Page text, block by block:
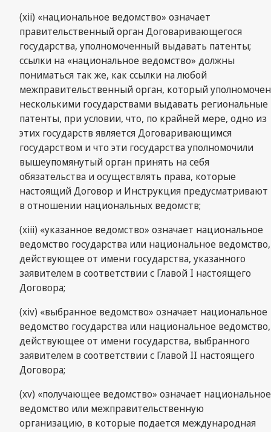
(xii) «национальное ведомство» означает
правительственный орган Договаривающегося
государства, уполномоченный выдавать патенты;
ссылки на «национальное ведомство» должны
пониматься так же, как ссылки на любой
межправительственный орган, который уполномочен
несколькими государствами выдавать региональные
патенты, при условии, что, по крайней мере, одно из
этих государств является Договаривающимся
государством и что эти государства уполномочили
вышеупомянутый орган принять на себя
обязательства и осуществлять права, которые
настоящий Договор и Инструкция предусматривают
в отношении национальных ведомств;
(xiii) «указанное ведомство» означает национальное
ведомство государства или национальное ведомство,
действующее от имени государства, указанного
заявителем в соответствии с Главой I настоящего
Договора;
(xiv) «выбранное ведомство» означает национальное
ведомство государства или национальное ведомство,
действующее от имени государства, выбранного
заявителем в соответствии с Главой II настоящего
Договора;
(xv) «получающее ведомство» означает национальное
ведомство или межправительственную
организацию, в которые подается международная